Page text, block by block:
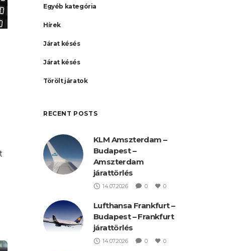
Egyéb kategória
Hírek
Járat késés
Járat késés
Törölt járatok
RECENT POSTS
KLM Amszterdam –
Budapest –
Amszterdam
járattörlés
14.07.2026 0 0
Lufthansa Frankfurt –
Budapest – Frankfurt
járattörlés
14.07.2026 0 0